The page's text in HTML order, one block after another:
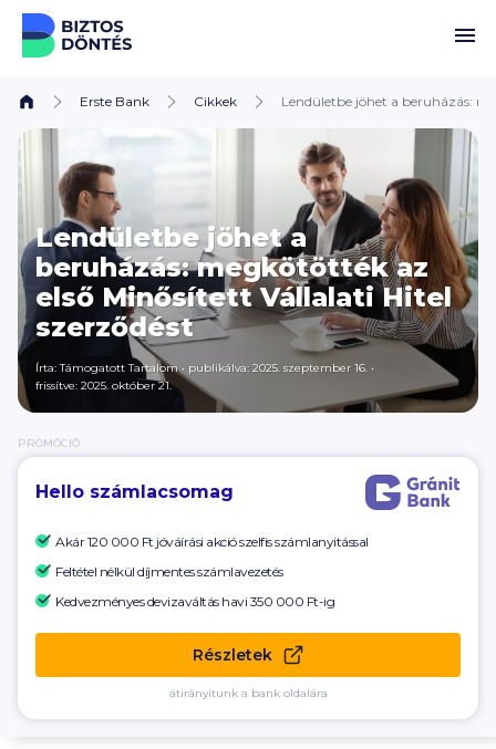
Ugrás a tartalomhoz
Erste Bank Cikkek Lendületbe jöhet a beruházás:
Lendületbe jöhet a
beruházás: megkötötték az
első Minősített Vállalati Hitel
szerződést
Írta: Támogatott Tartalom• publikálva: 2025. szeptember 16. •
frissítve: 2025. október 21.
PROMÓCIÓ
Hello számlacsomag
Akár 120 000 Ft jóváírási akció szelfis számlanyitással
Feltétel nélkül díjmentes számlavezetés
Kedvezményes devizaváltás havi 350 000 Ft-ig
Részletek
átirányítunk a bank oldalára